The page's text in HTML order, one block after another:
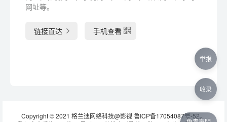
网址等。
链接直达 手机查看
Copyright © 2021 格兰迪网络科技@影视鲁ICP备17054087号-52。
举报
收录